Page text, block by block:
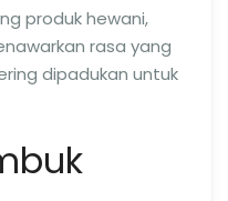
produk hewani,
rasa yang
dipadukan untuk